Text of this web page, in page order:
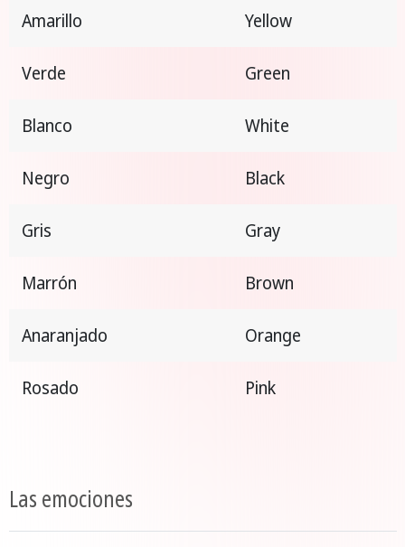
Amarillo Yellow
Verde Green
Blanco White
Negro Black
Gris Gray
Marrón Brown
Anaranjado Orange
Rosado Pink
Las emociones